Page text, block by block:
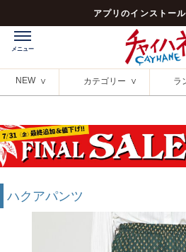
アプリのインストー
NEW カテゴリー ラ
ハクアパンツ